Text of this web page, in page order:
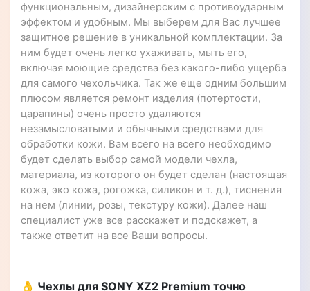
функциональным, дизайнерским с противоударным
эффектом и удобным. Мы выберем для Вас лучшее
защитное решение в уникальной комплектации. За
ним будет очень легко ухаживать, мыть его,
включая моющие средства без какого-либо ущерба
для самого чехольчика. Так же еще одним большим
плюсом является ремонт изделия (потертости,
царапины) очень просто удаляются
незамысловатыми и обычными средствами для
обработки кожи. Вам всего на всего необходимо
будет сделать выбор самой модели чехла,
материала, из которого он будет сделан (настоящая
кожа, эко кожа, рогожка, силикон и т. д.), тиснения
на нем (линии, розы, текстуру кожи). Далее наш
специалист уже все расскажет и подскажет, а
также ответит на все Ваши вопросы.
👌 Чехлы для SONY XZ2 Premium точно